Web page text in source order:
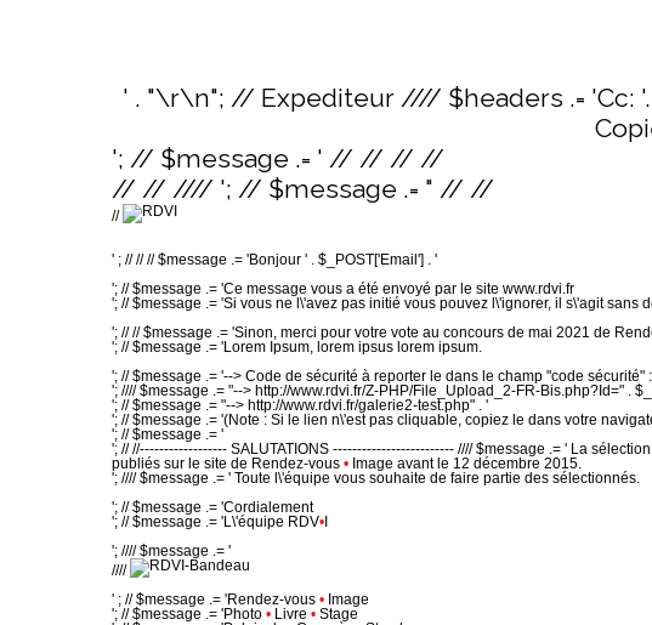
' . "\r\n"; // Expediteur //// $headers .= 'Cc:
'; // $message .= ' // // // //
// // //// '; // $message .= " // //
//
' ; // // // $message .= 'Bonjour ' . $_POST['Email'] . '
'; // $message .= 'Ce message vous a été envoyé par le site www.rdvi.fr
'; // $message .= 'Si vous ne l\'avez pas initié vous pouvez l\'ignorer, il s\'agit sans
'; // // $message .= 'Sinon, merci pour votre vote au concours de mai 2021 de
'; // $message .= 'Lorem Ipsum, lorem ipsus lorem ipsum.
'; // $message .= '--> Code de sécurité à reporter le dans le champ "code sécurité"
'; //// $message .= "--> http://www.rdvi.fr/Z-PHP/File_Upload_2-FR-Bis.php?Id=" .
'; // $message .= "--> http://www.rdvi.fr/galerie2-test.php" . '
'; // $message .= '(Note : Si le lien n\'est pas cliquable, copiez le dans votre
'; // $message .= '
'; // //------------------ SALUTATIONS ------------------------- //// $message .= ' La
publiés sur le site de Rendez-vous • Image avant le 12 décembre 2015.
'; //// $message .= ' Toute l\'équipe vous souhaite de faire partie des sélectionnés.
'; // $message .= 'Cordialement
'; // $message .= 'L\'équipe RDV•
'; //// $message .= '
////
' ; // $message .= 'Rendez-vous • Image
'; // $message .= 'Photo • Livre • Stage